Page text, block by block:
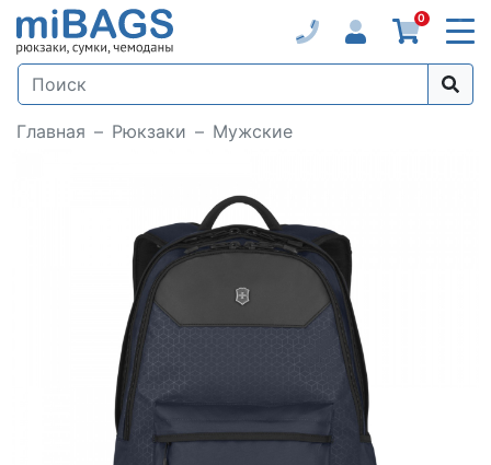
0
Главная Рюкзаки Мужские